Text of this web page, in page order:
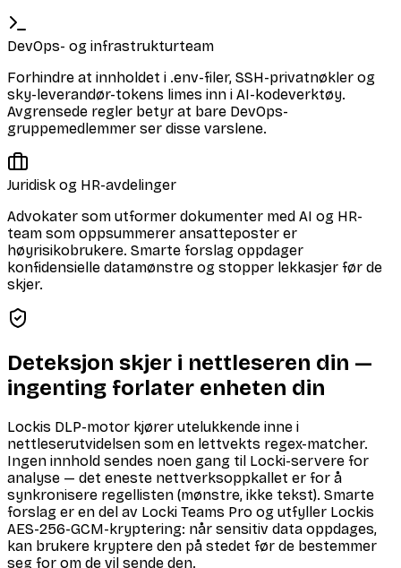
DevOps- og infrastrukturteam
Forhindre at innholdet i .env-filer, SSH-privatnøkler og
sky-leverandør-tokens limes inn i AI-kodeverktøy.
Avgrensede regler betyr at bare DevOps-
gruppemedlemmer ser disse varslene.
Juridisk og HR-avdelinger
Advokater som utformer dokumenter med AI og HR-
team som oppsummerer ansatteposter er
høyrisikobrukere. Smarte forslag oppdager
konfidensielle datamønstre og stopper lekkasjer før de
skjer.
Deteksjon skjer i nettleseren din —
ingenting forlater enheten din
Lockis DLP-motor kjører utelukkende inne i
nettleserutvidelsen som en lettvekts regex-matcher.
Ingen innhold sendes noen gang til Locki-servere for
analyse — det eneste nettverksoppkallet er for å
synkronisere regellisten (mønstre, ikke tekst). Smarte
forslag er en del av Locki Teams Pro og utfyller Lockis
AES-256-GCM-kryptering: når sensitiv data oppdages,
kan brukere kryptere den på stedet før de bestemmer
seg for om de vil sende den.